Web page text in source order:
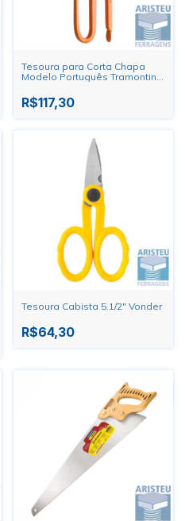
Tesoura para Corta Chapa
Modelo Português Tramontina
R$117,30
Tesoura Cabista 5.1/2" Vonder
R$64,30